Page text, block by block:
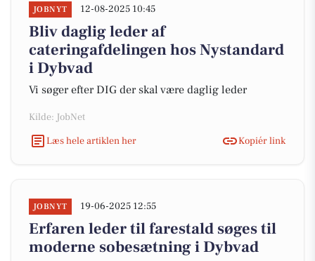
JOBNYT 12-08-2025 10:45
Bliv daglig leder af
cateringafdelingen hos Nystandard
i Dybvad
Vi søger efter DIG der skal være daglig leder
Kilde: JobNet
Læs hele artiklen her
Kopiér link
JOBNYT 19-06-2025 12:55
Erfaren leder til farestald søges til
moderne sobesætning i Dybvad